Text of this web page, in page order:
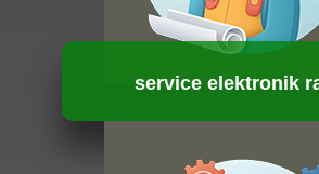
service elektronik